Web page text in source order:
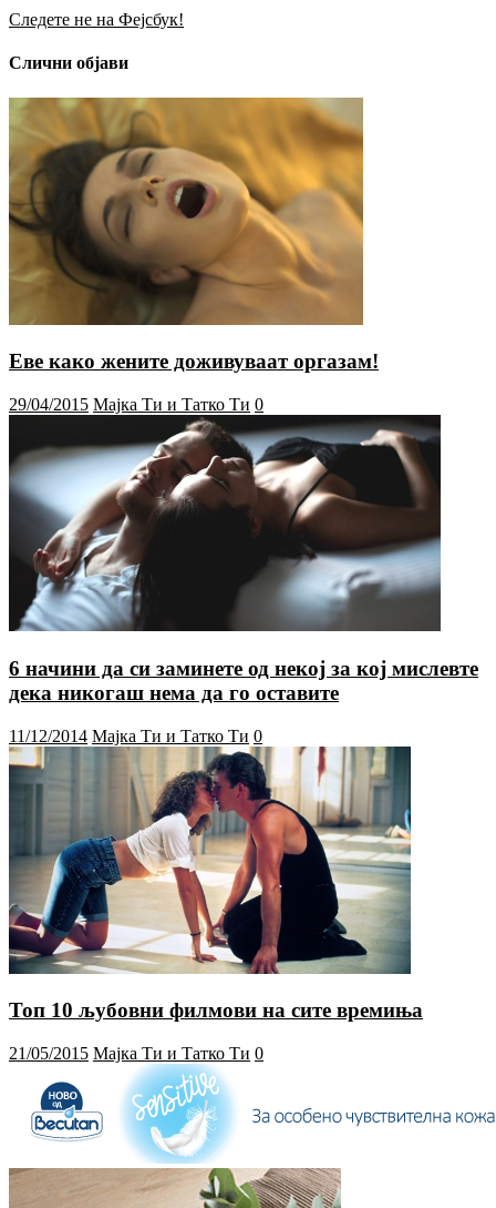
Следете не на Фејсбук!
Слични објави
Еве како жените доживуваат оргазам!
29/04/2015 Мајка Ти и Татко Ти 0
6 начини да си заминете од некој за кој мислевте
дека никогаш нема да го оставите
11/12/2014 Мајка Ти и Татко Ти 0
Топ 10 љубовни филмови на сите времиња
21/05/2015 Мајка Ти и Татко Ти 0